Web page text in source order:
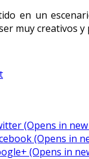
en un
muy creativos
(Opens in
(Opens in
(Opens in